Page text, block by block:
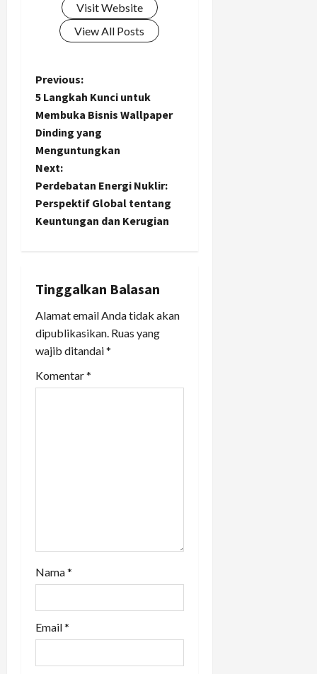
Visit Website
View All Posts
P
o
s
t
n
a
i
g
a
t
Previous:
5 Langkah Kunci untuk
Membuka Bisnis Wallpaper
Dinding yang
Menguntungkan
Next:
Perdebatan Energi Nuklir:
Perspektif Global tentang
Keuntungan dan Kerugian
Tinggalkan Balasan
Alamat email Anda tidak akan
dipublikasikan. Ruas yang
wajib ditandai*
Komentar*
Nama*
Email*